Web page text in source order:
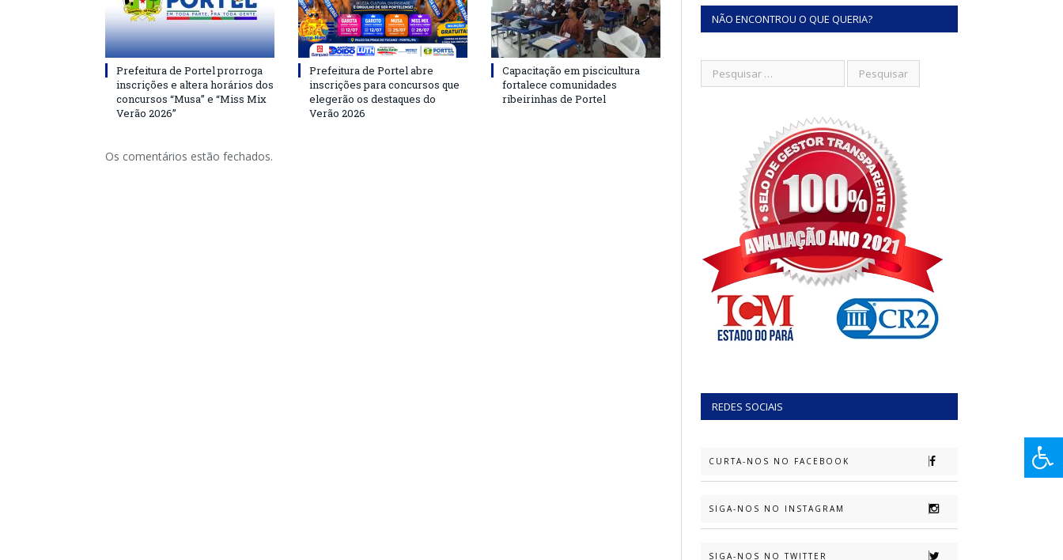
Prefeitura de Portel prorroga
inscrições e altera horários dos
concursos “Musa” e “Miss Mix
Verão 2026”
Prefeitura de Portel abre
inscrições para concursos que
elegerão os destaques do
Verão 2026
Capacitação em piscicultura
fortalece comunidades
ribeirinhas de Portel
Os comentários estão fechados.
NÃO ENCONTROU O QUE QUERIA?
REDES SOCIAIS
CURTA-NOS NO FACEBOOK
SIGA-NOS NO INSTAGRAM
SIGA-NOS NO TWITTER